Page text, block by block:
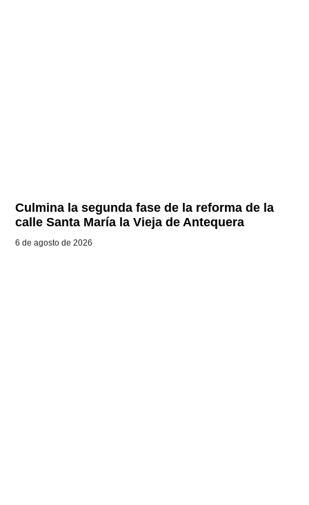
Culmina la segunda fase de la reforma de la
calle Santa María la Vieja de Antequera
6 de agosto de 2026